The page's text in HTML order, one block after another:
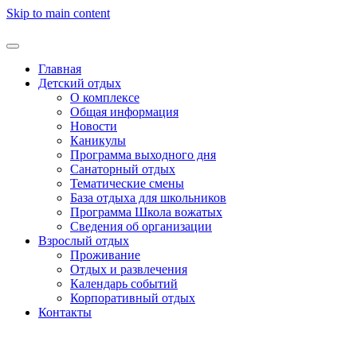
Skip to main content
Главная
Детский отдых
О комплексе
Общая информация
Новости
Каникулы
Программа выходного дня
Санаторный отдых
Тематические смены
База отдыха для школьников
Программа Школа вожатых
Cведения об организации
Взрослый отдых
Проживание
Отдых и развлечения
Календарь событий
Корпоративный отдых
Контакты